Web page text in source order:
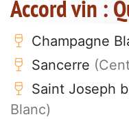
Accord vin :
Champagne
Sancerre
Saint Joseph
Blanc)